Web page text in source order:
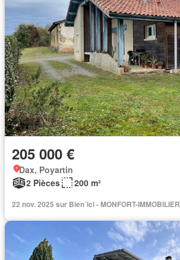
205 000 €
Dax, Poyartin
2 Pièces
200 m²
22 nov. 2025 sur Bien´ici - MONFORT-IMMOBILIER